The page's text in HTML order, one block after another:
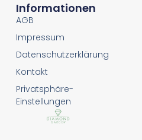
Informationen
AGB
Impressum
Datenschutzerklärung
Kontakt
Privatsphäre-
Einstellungen